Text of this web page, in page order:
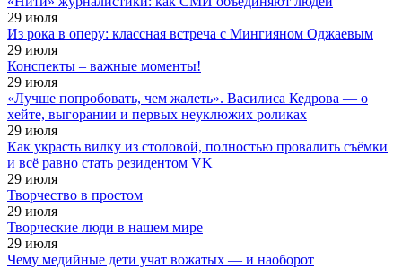
29 июля
Из рока в оперу: классная встреча с Мингияном Оджаевым
29 июля
Конспекты – важные моменты!
29 июля
«Лучше попробовать, чем жалеть». Василиса Кедрова — о
хейте, выгорании и первых неуклюжих роликах
29 июля
Как украсть вилку из столовой, полностью провалить съёмки
и всё равно стать резидентом VK
29 июля
Творчество в простом
29 июля
Творческие люди в нашем мире
29 июля
Чему медийные дети учат вожатых — и наоборот